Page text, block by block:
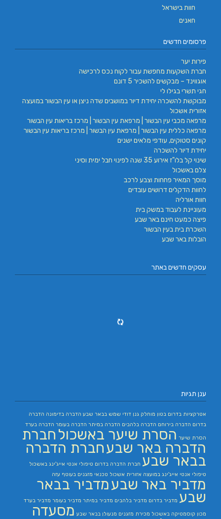
חוות בישראל
חאנים
פרסומים חדשים
פירות יער
חברת השקעות מחפשת עבור לקוח נכס לרכישה
אוגווינד – מבקשים להשכיר 5 דונם
חגי תשרי בגילו לי
מבוקשת להשכרה יחידת דיור במושבים שדה ניצן או עין הבשור במועצה
אזורית אשכול
מרפאה מכבי עין הבשור | מרפאת עין הבשור | מרכז בריאות עין הבשור
מרפאה כללית עין הבשור | מרפאת עין הבשור | מרכז בריאות עין הבשור
קונים סטוקים, עודפי מלאים ישנים
יחידת דיור להשכרה
שינוי קל בלו"ז אירוע 35 שנה לפינוי חבל ימית וסיני
צלם באשכול
מוסך המאיר פחחות וצבע לרכב
לחוות הדקלים דרושים עובדים
חוות אורליה
מעוניינת לעבוד במשק בית
פיצה כמעט חינם באר שבע
השכרת בית בעין הבשור
הובלות באר שבע
עסקים חדשים באתר
ענן תגיות
אטרקציות בדרום בטון מוחלק גנן דודי שמש בבאר שבע הדברה בדימונה הדברה
בדרום הדברה בירוחם הדברה בלהבים הדברה במיתר הדברה בעומר הדברה בערד
הסרת שיער הסרת שיער באשכול חברת
הדברה באר שבעחברת הדברה
בבאר שבע חברת הדברה בדרום טיפולי אנטי אייג'ינג באשכול
טיפולי אנטי אייג'ינג במועצה אזורית אשכול טכנאי מזגנים בעוטף עזה
מדביר באר שבעמדביר בבאר
שבע מדביר בדרום מדביר בלהבים מדביר במיתר מדביר בעומר מדביר בערד
מכון קוסמטיקה באשכול מכירת מזגנים מנעולן בבאר שבע מסעדה